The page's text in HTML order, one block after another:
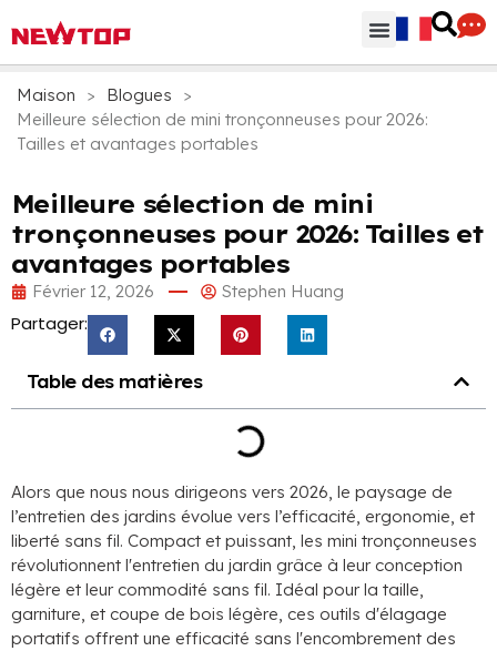
Maison > Blogues
>
Meilleure sélection de mini tronçonneuses pour 2026:
Tailles et avantages portables
Meilleure sélection de mini
tronçonneuses pour 2026: Tailles et
avantages portables
Février 12, 2026 Stephen Huang
Partager:
Table des matières
Alors que nous nous dirigeons vers 2026, le paysage de
l’entretien des jardins évolue vers l’efficacité, ergonomie, et
liberté sans fil. Compact et puissant, les mini tronçonneuses
révolutionnent l'entretien du jardin grâce à leur conception
légère et leur commodité sans fil. Idéal pour la taille,
garniture, et coupe de bois légère, ces outils d'élagage
portatifs offrent une efficacité sans l'encombrement des